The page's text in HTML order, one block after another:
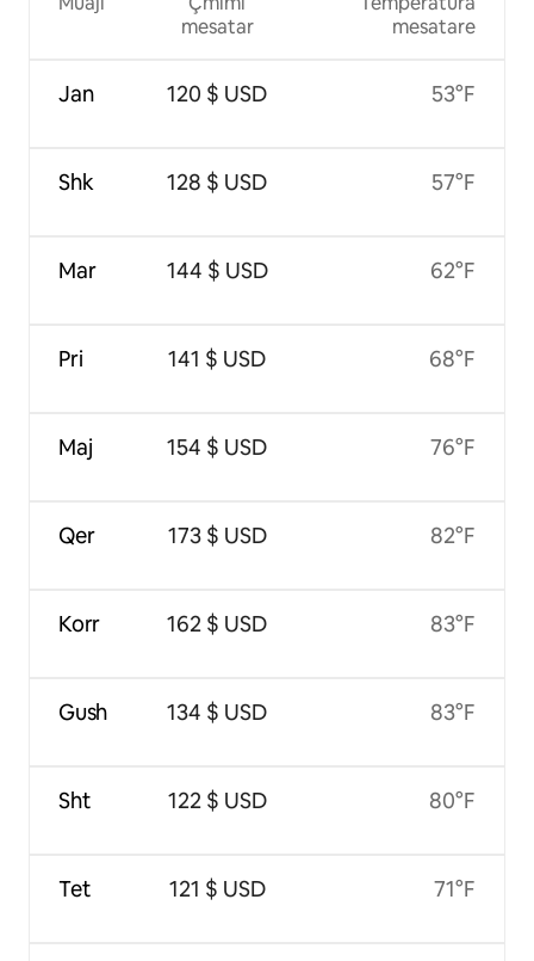
Jan
Shk
Mar
Pri
Maj
Qer
Korr
Gush
Sht
Tet
mesatar
120 $ USD
128 $ USD
144 $ USD
141 $ USD
154 $ USD
173 $ USD
162 $ USD
134 $ USD
122 $ USD
121 $ USD
mesatare
53°F
57°F
62°F
68°F
76°F
82°F
83°F
83°F
80°F
71°F